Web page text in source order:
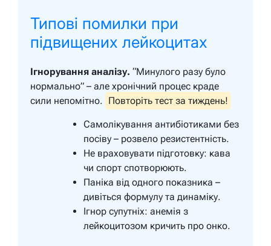
Типові помилки при
підвищених лейкоцитах
Ігнорування аналізу. “Минулого разу було
нормально” – але хронічний процес краде
сили непомітно.
Повторіть тест за тиждень!
Самолікування антибіотиками без
посіву – розвело резистентність.
Не враховувати підготовку: кава
чи спорт спотворюють.
Паніка від одного показника –
дивіться формулу та динаміку.
Ігнор супутніх: анемія з
лейкоцитозом кричить про онко.